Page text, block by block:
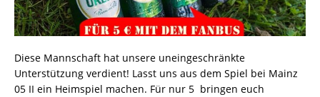
Diese Mannschaft hat unsere uneingeschränkte
Unterstützung verdient! Lasst uns aus dem Spiel bei Mainz
05 II ein Heimspiel machen. Für nur 5  bringen euch